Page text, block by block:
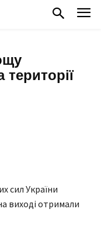
території
сил України
виході отримали